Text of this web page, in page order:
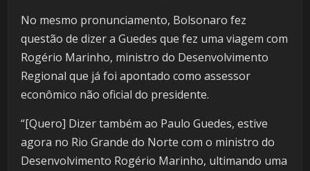
No mesmo pronunciamento, Bolsonaro fez
questão de dizer a Guedes que fez uma viagem com
Rogério Marinho, ministro do Desenvolvimento
Regional que já foi apontado como assessor
econômico não oficial do presidente.
“[Quero] Dizer também ao Paulo Guedes, estive
agora no Rio Grande do Norte com o ministro do
Desenvolvimento Rogério Marinho, ultimando uma